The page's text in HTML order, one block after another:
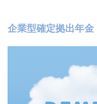
企業型確定拠出年